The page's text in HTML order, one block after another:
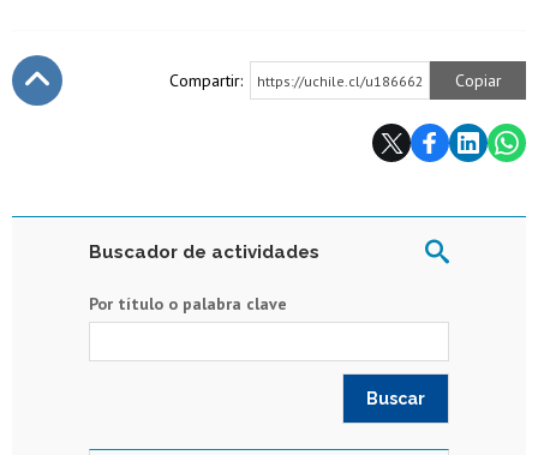
Compartir: https://uchile.cl/u186662 Copiar
Buscador de actividades
Por título o palabra clave